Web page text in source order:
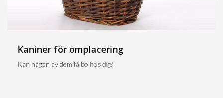
Kaniner för omplacering
Kan någon av dem få bo hos dig?